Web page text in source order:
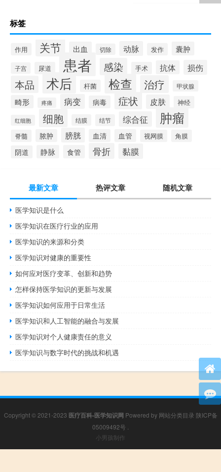
标签
作用 关节 出血 切除 动脉 发作 囊肿
子宫 尿道 患者 感染 手术 抗体 损伤
本品 术后 杆菌 检查 治疗 甲状腺
畸形 疼痛 病变 病毒 症状 皮肤 神经
红细胞 细胞 结膜 结节 综合征 肿瘤
脊髓 脓肿 膀胱 血清 血管 视网膜 角膜
阴道 静脉 食管 骨折 黏膜
最新文章 热评文章 随机文章
医学知识是什么
医学知识在医疗行业的应用
医学知识的来源和分类
医学知识对健康的重要性
如何应对医疗变革、创新和趋势
怎样保持医学知识的更新与发展
医学知识如何应用于日常生活
医学知识和人工智能的融合与发展
医学知识对个人健康责任的意义
医学知识与数字时代的挑战和机遇
Copyright © 2021-2023 医疗百科-医学知识网 Powered by 网站分类目录 陕ICP备
05009492号
小男孩制作